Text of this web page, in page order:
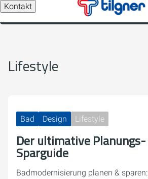
Kontakt
Lifestyle
Bad Design Lifestyle
Der ultimative
Sparguide
Badmodernisierung planen &